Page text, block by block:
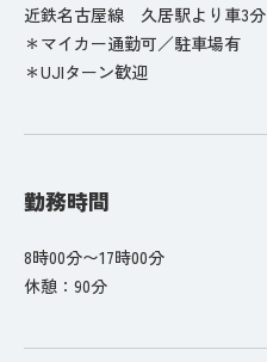
近鉄名古屋線 久居駅より車3分
＊マイカー通勤可／駐車場有
＊UJIターン歓迎
勤務時間
8時00分〜17時00分
休憩：90分